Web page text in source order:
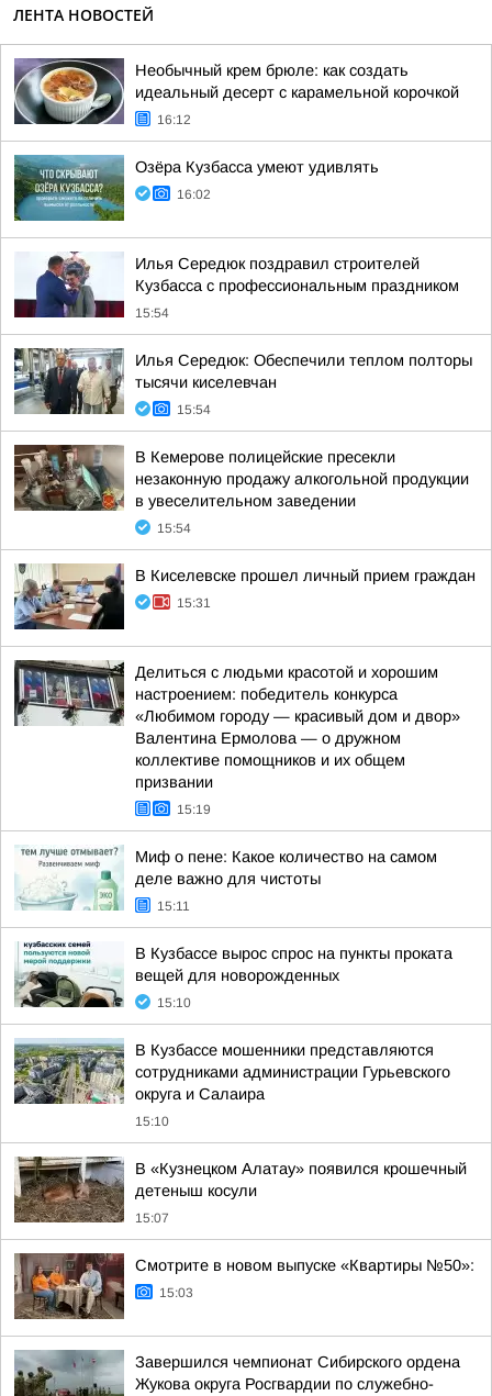
ЛЕНТА НОВОСТЕЙ
Необычный крем брюле: как создать
идеальный десерт с карамельной корочкой
16:12
Озёра Кузбасса умеют удивлять
16:02
Илья Середюк поздравил строителей
Кузбасса с профессиональным праздником
15:54
Илья Середюк: Обеспечили теплом полторы
тысячи киселевчан
15:54
В Кемерове полицейские пресекли
незаконную продажу алкогольной продукции
в увеселительном заведении
15:54
В Киселевске прошел личный прием граждан
15:31
Делиться с людьми красотой и хорошим
настроением: победитель конкурса
«Любимом городу — красивый дом и двор»
Валентина Ермолова — о дружном
коллективе помощников и их общем
призвании
15:19
Миф о пене: Какое количество на самом
деле важно для чистоты
15:11
В Кузбассе вырос спрос на пункты проката
вещей для новорожденных
15:10
В Кузбассе мошенники представляются
сотрудниками администрации Гурьевского
округа и Салаира
15:10
В «Кузнецком Алатау» появился крошечный
детеныш косули
15:07
Смотрите в новом выпуске «Квартиры №50»:
15:03
Завершился чемпионат Сибирского ордена
Жукова округа Росгвардии по служебно-